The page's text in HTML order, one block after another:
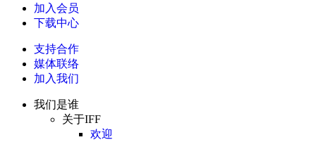
加入会员
下载中心
支持合作
媒体联络
加入我们
我们是谁
关于IFF
欢迎